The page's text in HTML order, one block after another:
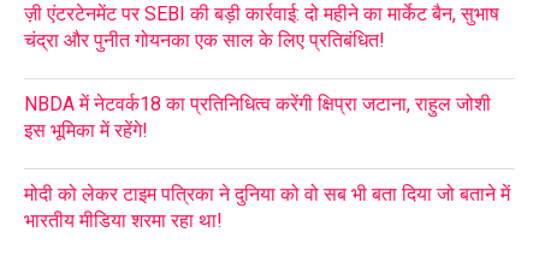
ज़ी एंटरटेनमेंट पर SEBI की बड़ी कार्रवाई: दो महीने का मार्केट बैन, सुभाष
चंद्रा और पुनीत गोयनका एक साल के लिए प्रतिबंधित!
NBDA में नेटवर्क18 का प्रतिनिधित्व करेंगी क्षिप्रा जटाना, राहुल जोशी
इस भूमिका में रहेंगे!
मोदी को लेकर टाइम पत्रिका ने दुनिया को वो सब भी बता दिया जो बताने में
भारतीय मीडिया शरमा रहा था!